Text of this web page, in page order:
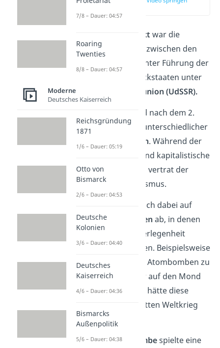
Ost West Konflikt war die
Auseinandersetzung zwischen den
westlichen Staaten unter Führung der
und den Ostblockstaaten unter
Führung der
Sowjetunion (UdSSR).
Der Konflikt entstand nach dem 2.
Weltkrieg aufgrund unterschiedlicher
politischer Ansichten. Während der
Westen für liberale und kapitalistische
Demokratien
eintrat, vertrat der
Osten den Kommunismus.
Der Konflikt spielte sich dabei auf
verschiedenen Ebenen ab, in denen
beide Seiten ihre Überlegenheit
demonstrieren wollten. Beispielsweise
ging es darum,
mehr Atombomben zu
haben oder schneller auf den Mond
zu kommen. Beinahe hätte diese
Rivalität zu einem dritten Weltkrieg
geführt.
Merke:DieAtombombespielte eine
7/8 – Dauer: 04:57
Roaring
Twenties
8/8 – Dauer: 04:57
Moderne
Deutsches Kaiserreich
Reichsgründung
1871
1/6 – Dauer: 05:19
Otto von
Bismarck
2/6 – Dauer: 04:53
Deutsche
Kolonien
3/6 – Dauer: 04:40
Deutsches
Kaiserreich
4/6 – Dauer: 04:36
Bismarcks
Außenpolitik
5/6 – Dauer: 04:38